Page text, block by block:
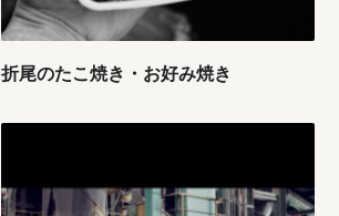
折尾のたこ焼き・お好み焼き